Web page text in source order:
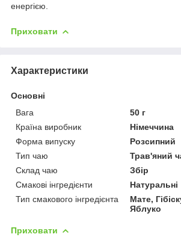
енергією.
Приховати
Характеристики
Основні
Вага
50 г
Країна виробник
Німеччина
Форма випуску
Розсипний
Тип чаю
Трав'яний
Склад чаю
Збір
Смакові інгредієнти
Натуральні
Тип смакового інгредієнта
Мате,
Яблуко
Приховати